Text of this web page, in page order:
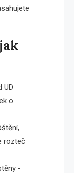
UD
o
rozteč
-